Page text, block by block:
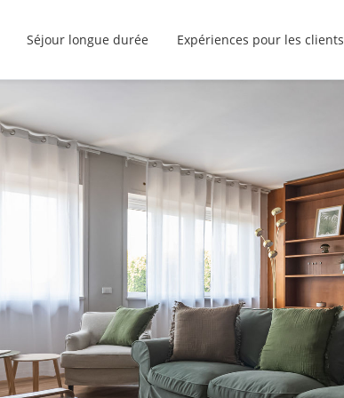
Séjour longue durée Expériences pour les clients